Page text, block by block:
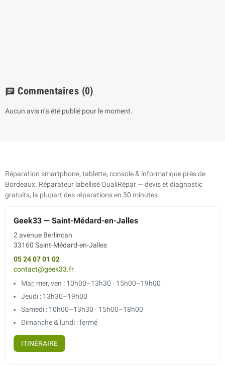
chat Commentaires (0)
Aucun avis n'a été publié pour le moment.
Réparation smartphone, tablette, console & informatique près de
Bordeaux. Réparateur labellisé QualiRépar — devis et diagnostic
gratuits, la plupart des réparations en 30 minutes.
Geek33 — Saint-Médard-en-Jalles
2 avenue Berlincan
33160 Saint-Médard-en-Jalles
05 24 07 01 02
contact@geek33.fr
Mar, mer, ven : 10h00–13h30 · 15h00–19h00
Jeudi : 13h30–19h00
Samedi : 10h00–13h30 · 15h00–18h00
Dimanche & lundi : fermé
ITINÉRAIRE